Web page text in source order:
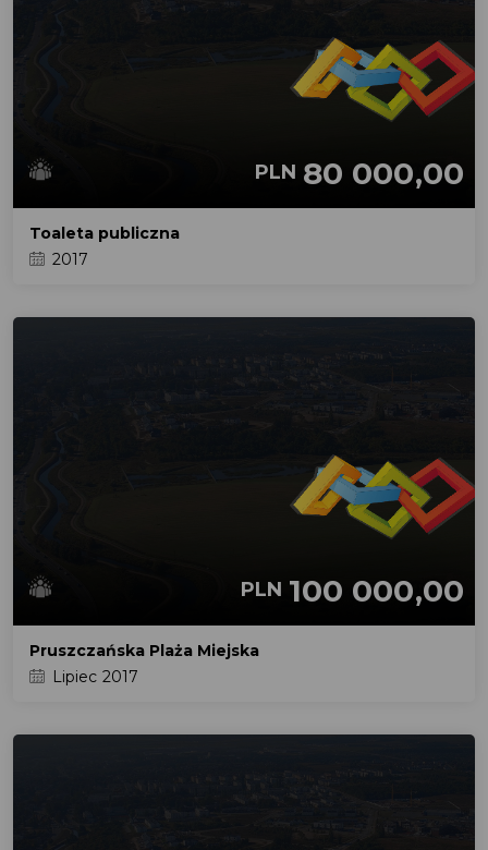
PLN 80 000,00
Toaleta publiczna
2017
PLN 100 000,00
Pruszczańska Plaża Miejska
Lipiec 2017